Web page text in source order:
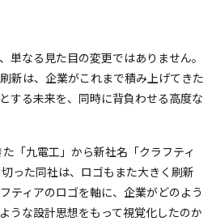
単なる見た目の変更ではありません。
新は、企業がこれまで積み上げてきた
する未来を、同時に背負わせる高度な
「九電工」から新社名「クラフティ
った同社は、ロゴもまた大きく刷新
ティアのロゴを軸に、企業がどのよう
うな設計思想をもって視覚化したのか